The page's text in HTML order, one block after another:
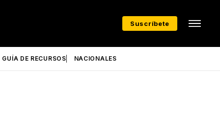
Suscríbete
GUÍA DE RECURSOS NACIONALES